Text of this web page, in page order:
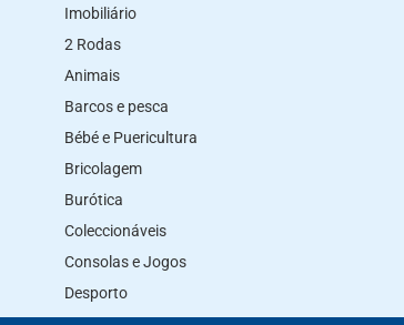
Imobiliário
2 Rodas
Animais
Barcos e pesca
Bébé e Puericultura
Bricolagem
Burótica
Coleccionáveis
Consolas e Jogos
Desporto